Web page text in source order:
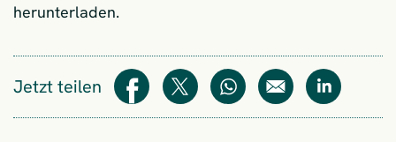
herunterladen.
Jetzt teilen Teilen Teilen WhatsAppE-Mail Teilen